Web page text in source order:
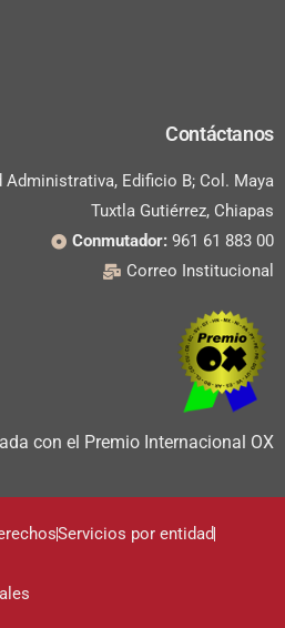
Contáctanos
Administrativa, Edificio B; Col. Maya
Tuxtla Gutiérrez, Chiapas
Conmutador: 961 61 883 00
Correo Institucional
con el Premio Internacional OX
Servicios por entidad